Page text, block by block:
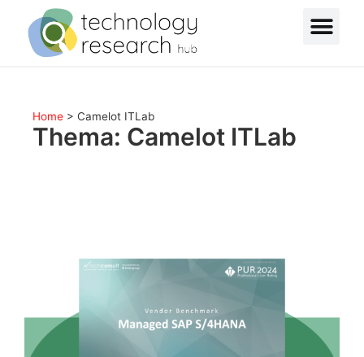
Home > Camelot ITLab
Thema: Camelot ITLab